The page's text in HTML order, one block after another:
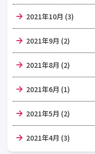
2021年10月 (3)
2021年9月 (2)
2021年8月 (2)
2021年6月 (1)
2021年5月 (2)
2021年4月 (3)